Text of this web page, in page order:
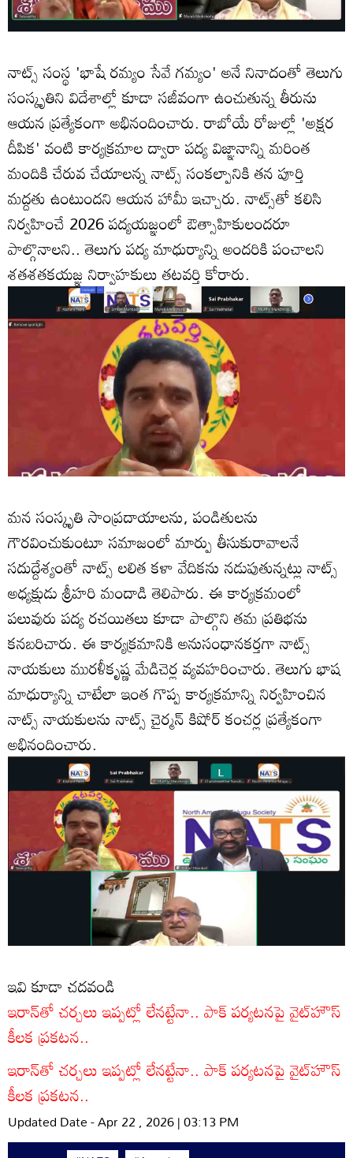
నాట్స్ సంస్థ 'భాషే రమ్యం సేవే గమ్యం' అనే నినాదంతో తెలుగు
సంస్కృతిని విదేశాల్లో కూడా సజీవంగా ఉంచుతున్న తీరును
ఆయన ప్రత్యేకంగా అభినందించారు. రాబోయే రోజుల్లో 'అక్షర
దీపిక' వంటి కార్యక్రమాల ద్వారా పద్య విజ్ఞానాన్ని మరింత
మందికి చేరువ చేయాలన్న నాట్స్ సంకల్పానికి తన పూర్తి
మద్దతు ఉంటుందని ఆయన హామీ ఇచ్చారు. నాట్స్‌తో కలిసి
నిర్వహించే 2026 పద్యయజ్ఞంలో ఔత్సాహికులందరూ
పాల్గొనాలని.. తెలుగు పద్య మాధుర్యాన్ని అందరికి పంచాలని
శతశతకయజ్ఞ నిర్వాహకులు తటవర్తి కోరారు.
మన సంస్కృతి సాంప్రదాయాలను, పండితులను
గౌరవించుకుంటూ సమాజంలో మార్పు తీసుకురావాలనే
సదుద్దేశ్యంతో నాట్స్ లలిత కళా వేదికను నడుపుతున్నట్లు నాట్స్
అధ్యక్షుడు శ్రీహరి మందాడి తెలిపారు. ఈ కార్యక్రమంలో
పలువురు పద్య రచయితలు కూడా పాల్గొని తమ ప్రతిభను
కనబరిచారు. ఈ కార్యక్రమానికి అనుసంధానకర్తగా నాట్స్
నాయకులు మురళీకృష్ణ మేడిచెర్ల వ్యవహరించారు. తెలుగు భాష
మాధుర్యాన్ని చాటేలా ఇంత గొప్ప కార్యక్రమాన్ని నిర్వహించిన
నాట్స్ నాయకులను నాట్స్ చైర్మన్ కిషోర్ కంచర్ల ప్రత్యేకంగా
అభినందించారు.
ఇవి కూడా చదవండి
ఇరాన్‌తో చర్చలు ఇప్పట్లో లేనట్టేనా.. పాక్ పర్యటనపై వైట్‌హౌస్
కీలక ప్రకటన..
ఇరాన్‌తో చర్చలు ఇప్పట్లో లేనట్టేనా.. పాక్ పర్యటనపై వైట్‌హౌస్
కీలక ప్రకటన..
Updated Date - Apr 22 , 2026 | 03:13 PM